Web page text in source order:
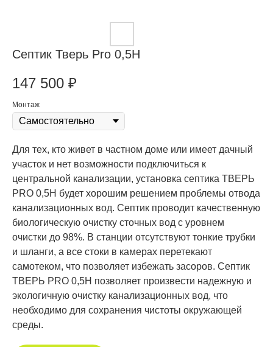
Септик Тверь Pro 0,5Н
147 500 ₽
Монтаж
Для тех, кто живет в частном доме или имеет дачный
участок и нет возможности подключиться к
центральной канализации, установка септика ТВЕРЬ
PRO 0,5H будет хорошим решением проблемы отвода
канализационных вод. Септик проводит качественную
биологическую очистку сточных вод с уровнем
очистки до 98%. В станции отсутствуют тонкие трубки
и шланги, а все стоки в камерах перетекают
самотеком, что позволяет избежать засоров. Септик
ТВЕРЬ PRO 0,5H позволяет произвести надежную и
экологичную очистку канализационных вод, что
необходимо для сохранения чистоты окружающей
среды.